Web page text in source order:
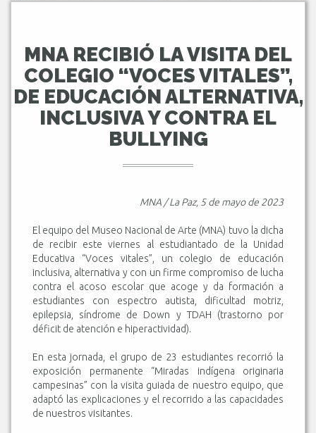
MNA RECIBIÓ LA VISITA DEL
COLEGIO “VOCES VITALES”,
DE EDUCACIÓN ALTERNATIVA,
INCLUSIVA Y CONTRA EL
BULLYING
MNA / La Paz, 5 de mayo de 2023
El equipo del Museo Nacional de Arte (MNA) tuvo la dicha
de recibir este viernes al estudiantado de la Unidad
Educativa “Voces vitales”, un colegio de educación
inclusiva, alternativa y con un firme compromiso de lucha
contra el acoso escolar que acoge y da formación a
estudiantes con espectro autista, dificultad motriz,
epilepsia, síndrome de Down y TDAH (trastorno por
déficit de atención e hiperactividad).
En esta jornada, el grupo de 23 estudiantes recorrió la
exposición permanente “Miradas indígena originaria
campesinas” con la visita guiada de nuestro equipo, que
adaptó las explicaciones y el recorrido a las capacidades
de nuestros visitantes.